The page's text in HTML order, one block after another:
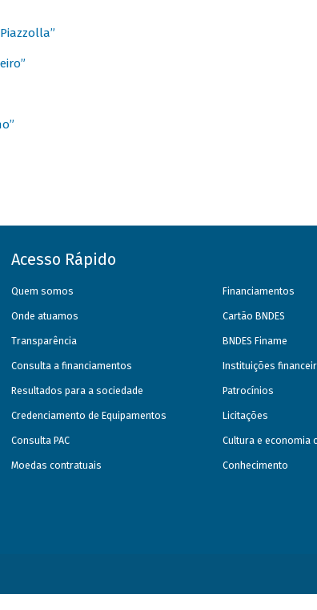
Acesso Rápido
Quem somos
Onde atuamos
Transparência
Consulta a financiamentos
Resultados para a sociedade
Credenciamento de Equipamentos
Consulta PAC
Moedas contratuais
Financiamentos
Cartão BNDES
BNDES Finame
Instituições
Patrocínios
Licitações
Cultura e economia
Conhecimento